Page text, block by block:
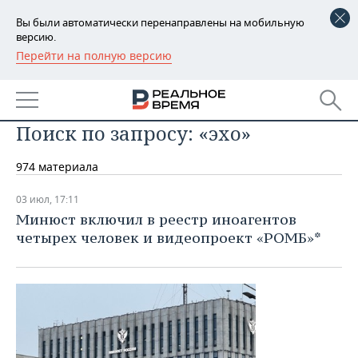
Вы были автоматически перенаправлены на мобильную
версию.
Перейти на полную версию
РЕГИОНЫ
БАШКОРТОСТАН
ТАТАРСТАН
УДМУРТИЯ
НОВОСТИ
АНАЛИТИКА
НОВОСТИ АНАЛИТИКИ
ДЕКЛАРАЦИИ О ДОХОДАХ
КОРОЛИ ГОСЗАКАЗА ПФО
КОМУ ПРИНАДЛЕЖАТ
ТОРГОВЫЕ ЦЕНТРЫ
ТАТАРСТАНА
ЭКОНОМИКА
НОВОСТИ ЭКОНОМИКИ
ФИНАНСЫ
БЮДЖЕТ
ИНВЕСТИЦИИ
ПРОМЫШЛЕННОСТЬ
НОВОСТИ
МАШИНОСТРОЕНИЕ
НЕДВИЖИМОСТЬ
НОВОСТИ АВТО
НОВОСТИ БИЗНЕСА
ТЕХНОЛОГИИ
Поиск по запросу: «эхо»
974 материала
03 июл, 17:11
Минюст включил в реестр иноагентов
четырех человек и видеопроект «РОМБ»*